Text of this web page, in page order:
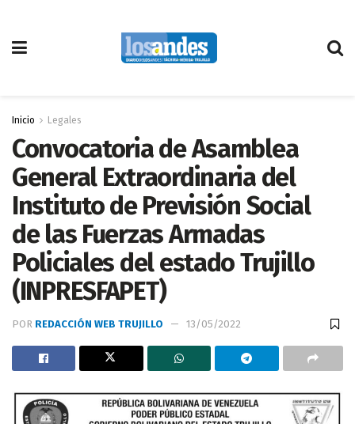
Inicio Legales
Convocatoria de Asamblea
General Extraordinaria del
Instituto de Previsión Social
de las Fuerzas Armadas
Policiales del estado Trujillo
(INPRESFAPET)
POR REDACCIÓN WEB TRUJILLO 13/05/2022